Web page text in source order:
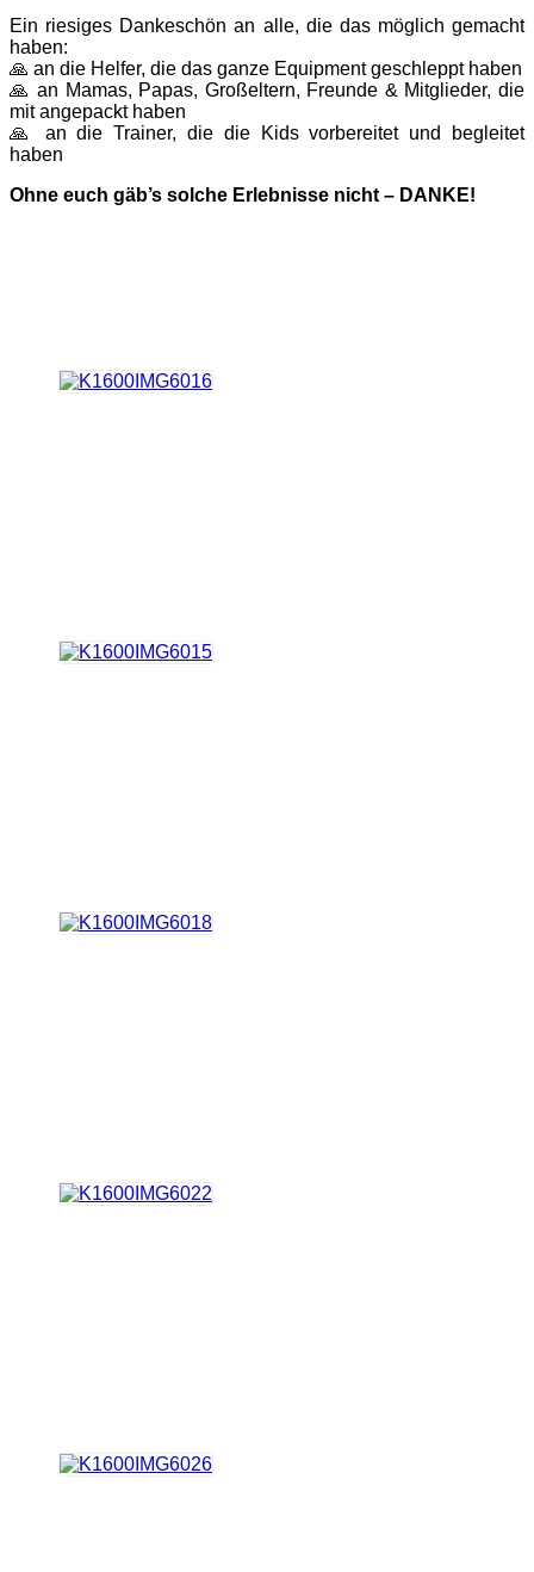
Ein riesiges Dankeschön an alle, die das möglich gemacht
haben:
🙏 an die Helfer, die das ganze Equipment geschleppt haben
🙏 an Mamas, Papas, Großeltern, Freunde & Mitglieder, die
mit angepackt haben
🙏 an die Trainer, die die Kids vorbereitet und begleitet
haben
Ohne euch gäb’s solche Erlebnisse nicht – DANKE!